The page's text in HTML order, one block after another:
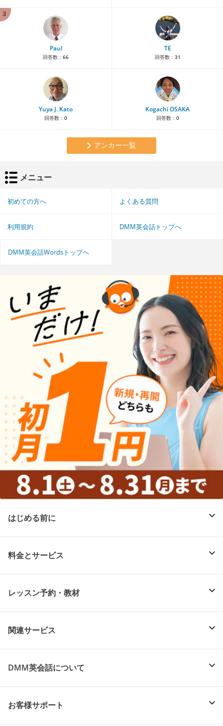
3
Paul
回答数： 66
TE
回答数： 31
Yuya J. Kato
回答数： 0
Kogachi OSAKA
回答数： 0
アンカー一覧
メニュー
初めての方へ よくある質問
利用規約 DMM英会話トップへ
DMM英会話Wordsトップへ
はじめる前に
料金とサービス
レッスン予約・教材
関連サービス
DMM英会話について
お客様サポート